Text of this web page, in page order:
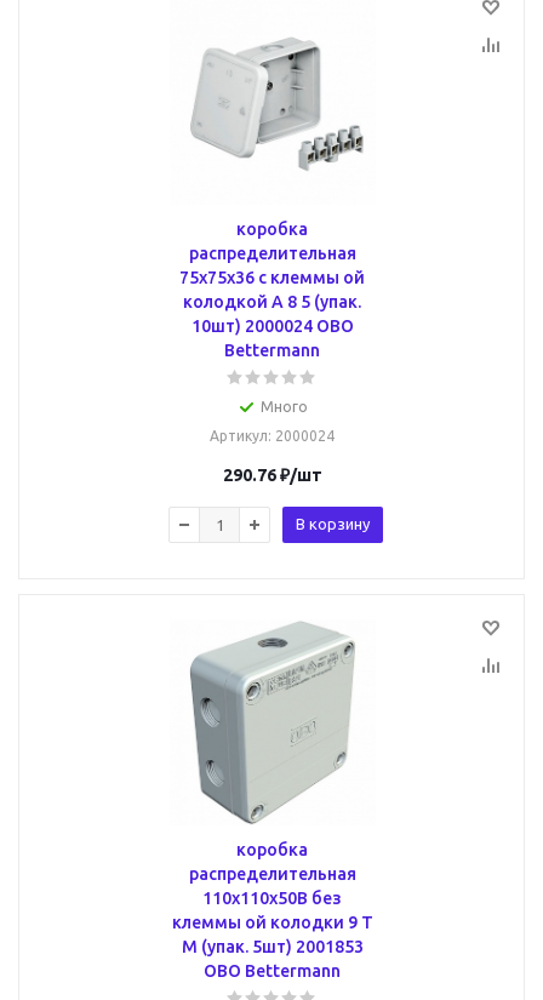
коробка
распределительная
75x75x36 с клеммы ой
колодкой A 8 5 (упак.
10шт) 2000024 OBO
Bettermann
Много
Артикул: 2000024
290.76₽/шт
В корзину
коробка
распределительная
110x110x50B без
клеммы ой колодки 9 T
M (упак. 5шт) 2001853
OBO Bettermann